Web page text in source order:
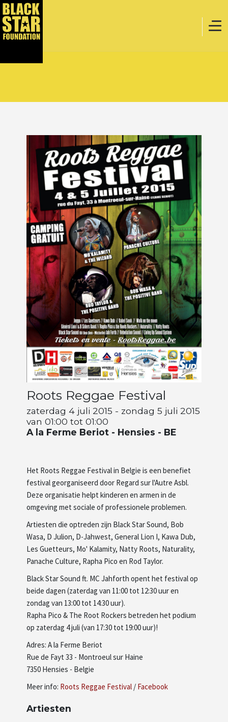
Webstore
Evenementen
Projecten
Artiesten
Wie zijn wij
Roots Reggae Festival
zaterdag 4 juli 2015 - zondag 5 juli 2015
van 01:00 tot 01:00
A la Ferme Beriot - Hensies - BE
Het Roots Reggae Festival in Belgie is een benefiet
festival georganiseerd door Regard sur l'Autre Asbl.
Deze organisatie helpt kinderen en armen in de
omgeving met sociale of professionele problemen.
Artiesten die optreden zijn Black Star Sound, Bob
Wasa, D Julion, D-Jahwest, General Lion I, Kawa Dub,
Les Guetteurs, Mo' Kalamity, Natty Roots, Naturality,
Panache Culture, Rapha Pico en Rod Taylor.
Black Star Sound ft. MC Jahforth opent het festival op
beide dagen (zaterdag van 11:00 tot 12:30 uur en
zondag van 13:00 tot 14:30 uur).
Rapha Pico & The Root Rockers betreden het podium
op zaterdag 4 juli (van 17:30 tot 19:00 uur)!
Adres: A la Ferme Beriot
Rue de Fayt 33 - Montroeul sur Haine
7350 Hensies - Belgie
Meer info: Roots Reggae Festival / Facebook
Artiesten